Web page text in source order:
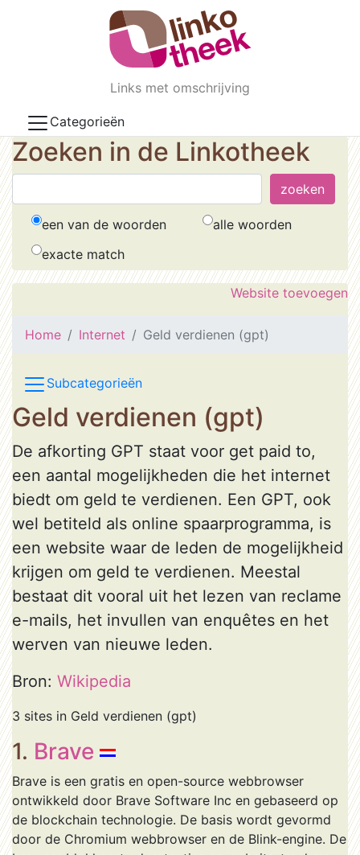
Skip to main content
Links met omschrijving
Categorieën
Zoeken in de Linkotheek
een van de woorden
alle woorden
exacte match
Website toevoegen
Home Internet Geld verdienen (gpt)
Subcategorieën
Geld verdienen (gpt)
De afkorting GPT staat voor get paid to,
een aantal mogelijkheden die het internet
biedt om geld te verdienen. Een GPT, ook
wel betiteld als online spaarprogramma, is
een website waar de leden de mogelijkheid
krijgen om geld te verdienen. Meestal
bestaat dit vooral uit het lezen van reclame
e-mails, het invullen van enquêtes en het
werven van nieuwe leden.
Bron: Wikipedia
3 sites in Geld verdienen (gpt)
1. Brave
Brave is een gratis en open-source webbrowser
ontwikkeld door Brave Software Inc en gebaseerd op
de blockchain technologie. De basis wordt gevormd
door de Chromium webbrowser en de Blink-engine. De